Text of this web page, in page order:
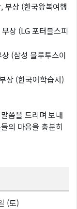
부상 (한국왕복여행
상 (LG 포터블스피
(삼성 블루투스이
상 (한국어학습서)
씀을 드리며 보내
의 마음을 충분히
(토)